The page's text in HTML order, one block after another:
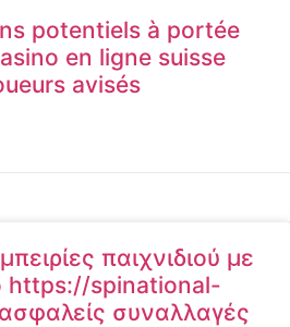
potentiels à portée
en ligne suisse
avisés
παιχνιδιού με
https://spinational-
συναλλαγές